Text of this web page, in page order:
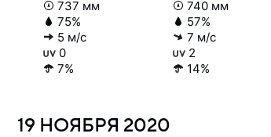
737 мм
75%
5 м/с
0
7%
740 мм
57%
7 м/с
2
14%
19 НОЯБРЯ 2020